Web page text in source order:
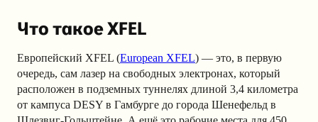
Что такое XFEL
Европейский XFEL (European XFEL) — это, в первую
очередь, сам лазер на свободных электронах, который
расположен в подземных туннелях длиной 3,4 километра
от кампуса DESY в Гамбурге до города Шенефельд в